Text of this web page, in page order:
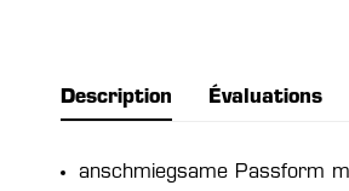
Description Évaluations
anschmiegsame Passform